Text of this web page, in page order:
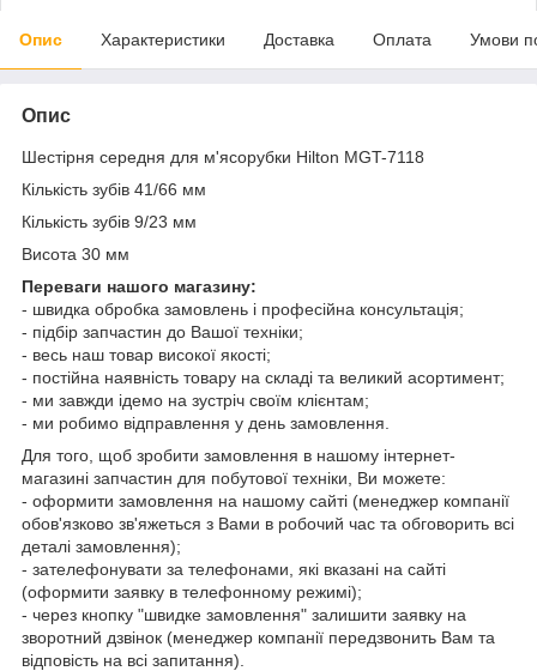
Опис Характеристики Доставка Оплата Умови
Опис
Шестірня середня для м'ясорубки Hilton MGT-7118
Кількість зубів 41/66 мм
Кількість зубів 9/23 мм
Висота 30 мм
Переваги нашого магазину:
- швидка обробка замовлень і професійна консультація;
- підбір запчастин до Вашої техніки;
- весь наш товар високої якості;
- постійна наявність товару на складі та великий асортимент;
- ми завжди ідемо на зустріч своїм клієнтам;
- ми робимо відправлення у день замовлення.
Для того, щоб зробити замовлення в нашому інтернет-
магазині запчастин для побутової техніки, Ви можете:
- оформити замовлення на нашому сайті (менеджер компанії
обов'язково зв'яжеться з Вами в робочий час та обговорить всі
деталі замовлення);
- зателефонувати за телефонами, які вказані на сайті
(оформити заявку в телефонному режимі);
- через кнопку "швидке замовлення" залишити заявку на
зворотний дзвінок (менеджер компанії передзвонить Вам та
відповість на всі запитання).